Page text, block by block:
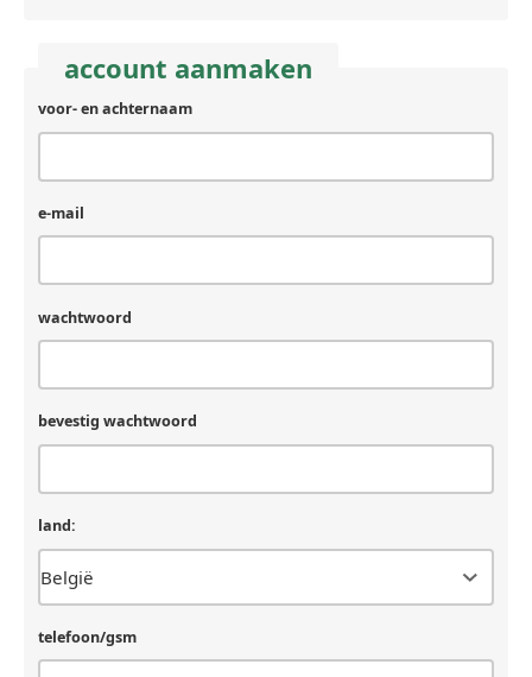
account aanmaken
voor- en achternaam
e-mail
wachtwoord
bevestig wachtwoord
land:
telefoon/gsm